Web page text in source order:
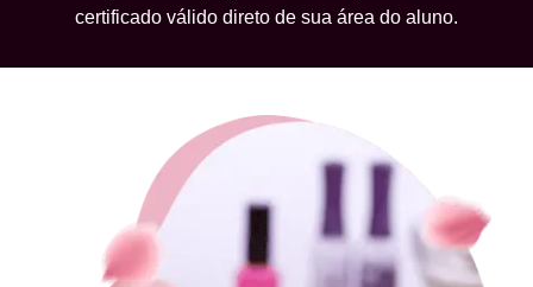
certificado válido direto de sua área do aluno.